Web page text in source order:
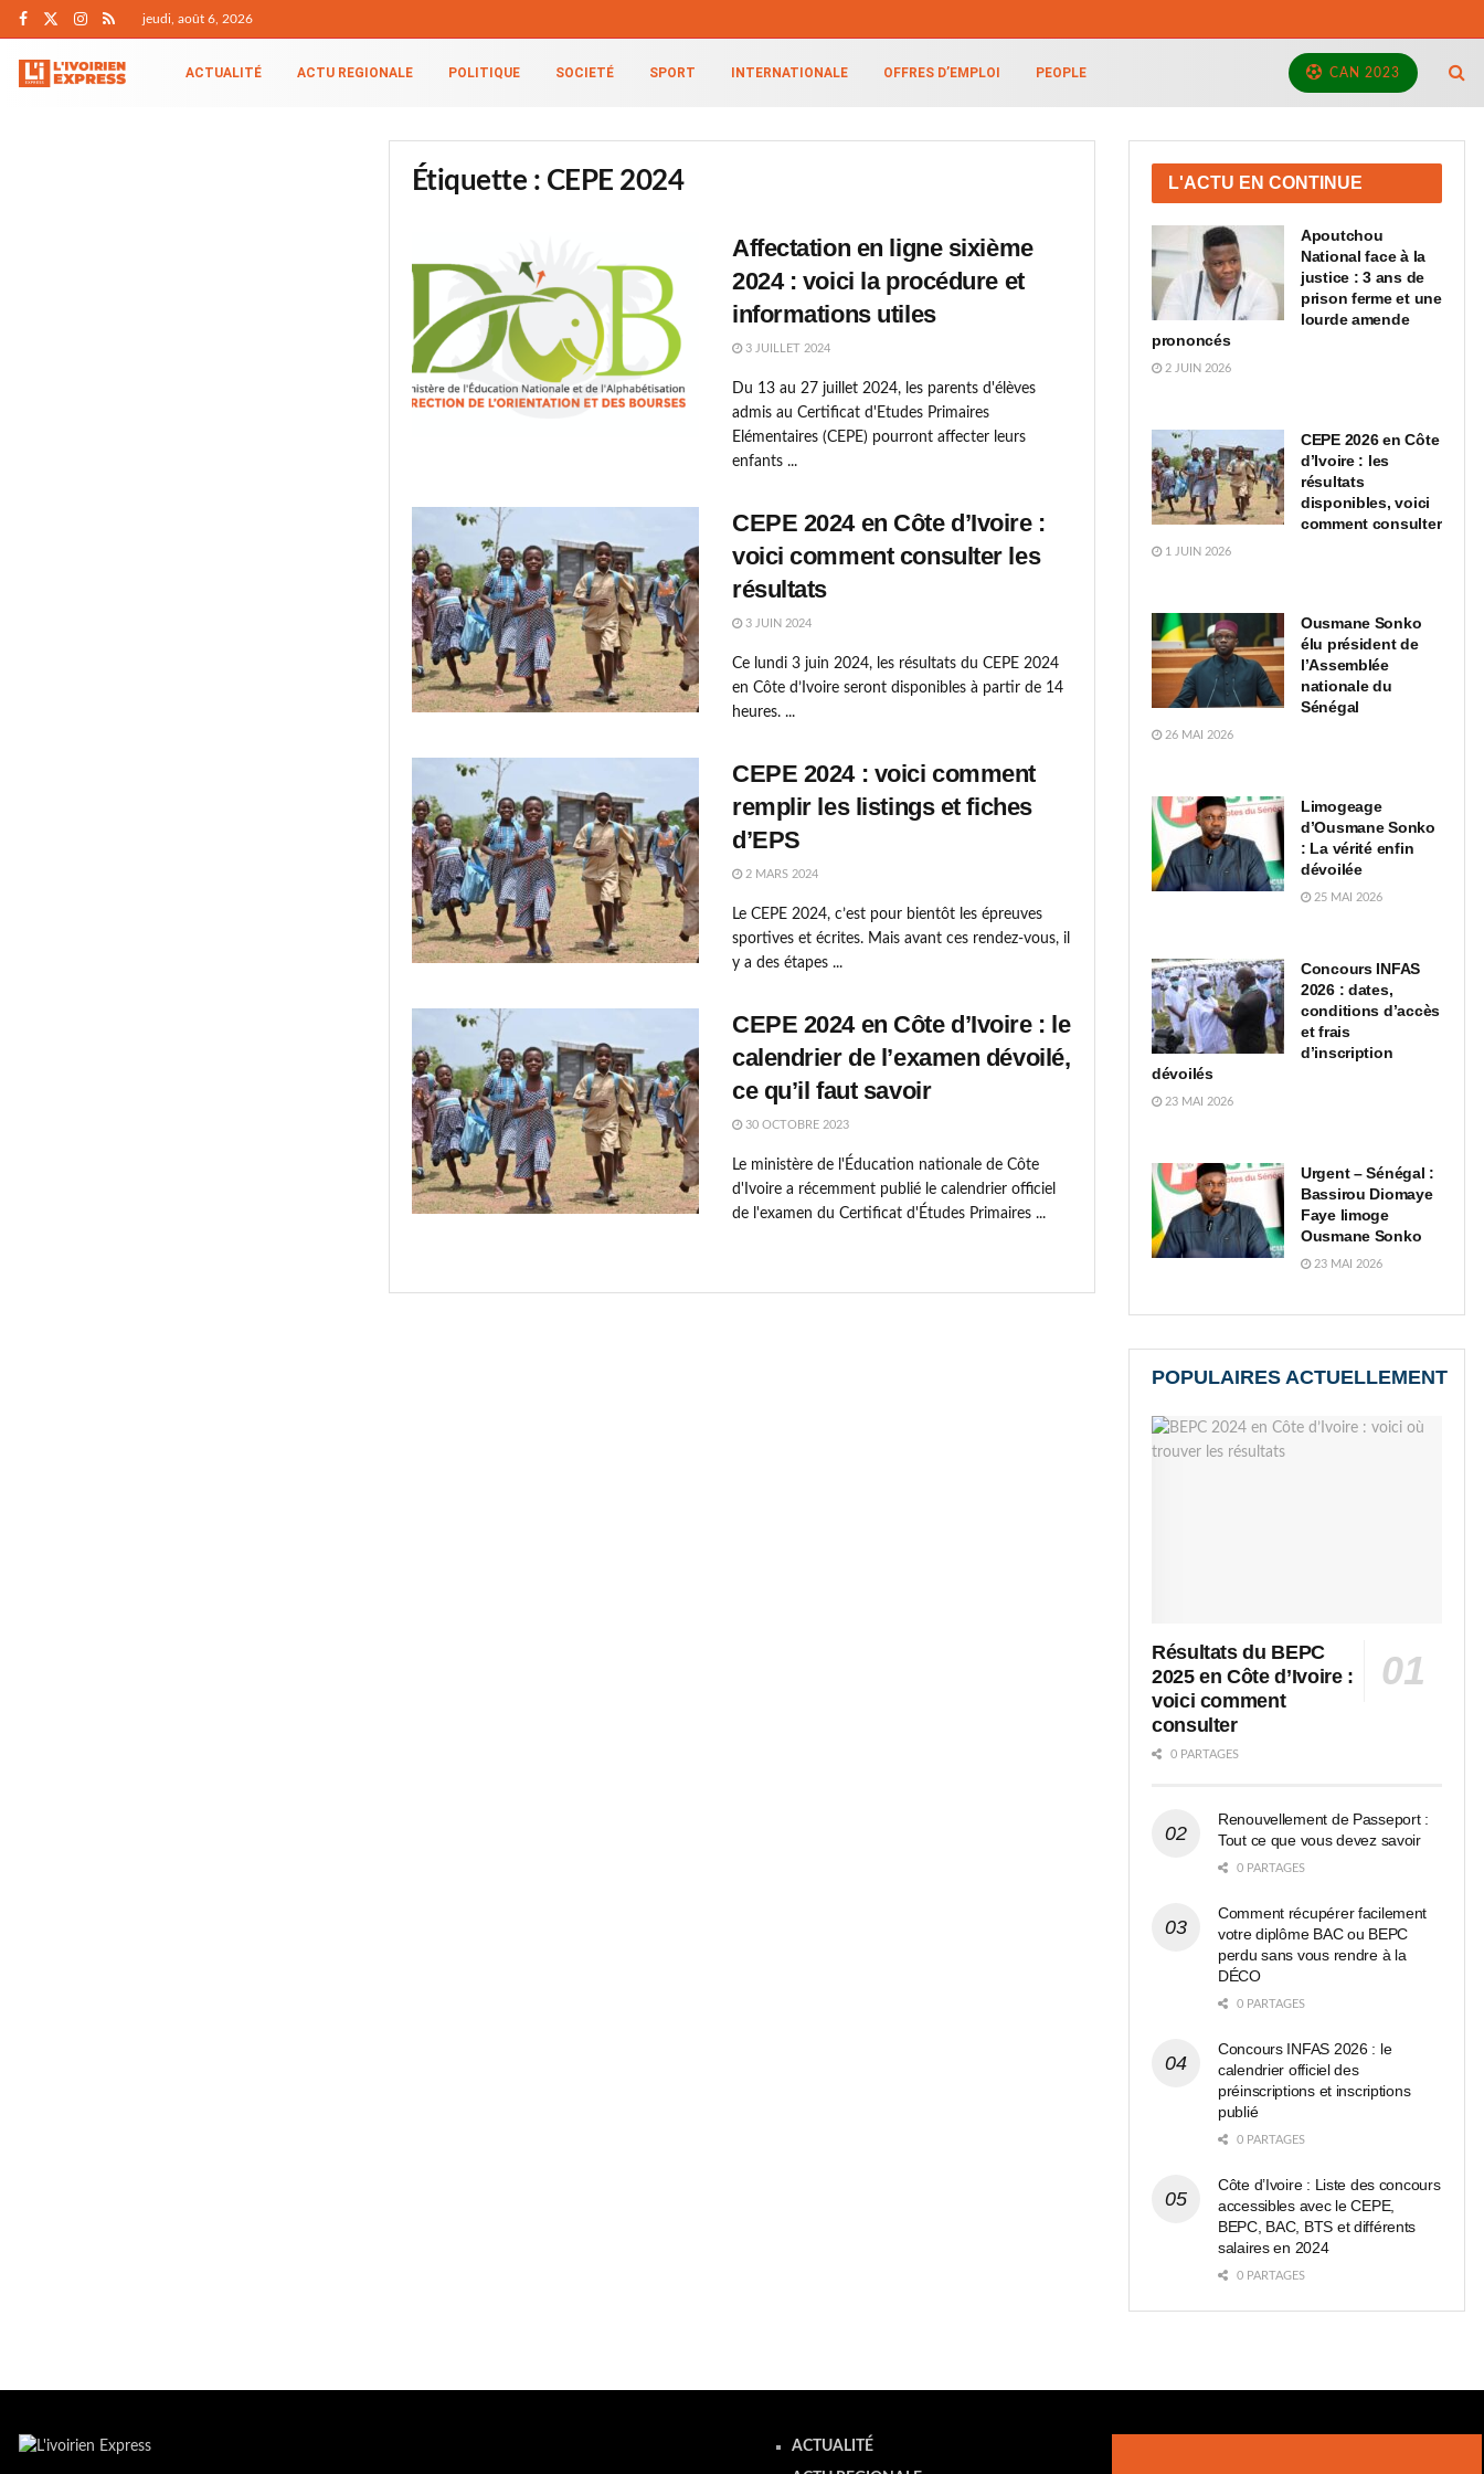
jeudi, août 6, 2026
ACTUALITÉ ACTU REGIONALE POLITIQUE SOCIETÉ SPORT INTERNATIONALE OFFRES D’EMPLOI PEOPLE CAN 2023
Étiquette : CEPE 2024
Affectation en ligne sixième
2024 : voici la procédure et
informations utiles
3 JUILLET 2024
Du 13 au 27 juillet 2024, les parents d'élèves
admis au Certificat d'Etudes Primaires
Elémentaires (CEPE) pourront affecter leurs
enfants ...
CEPE 2024 en Côte d’Ivoire :
voici comment consulter les
résultats
3 JUIN 2024
Ce lundi 3 juin 2024, les résultats du CEPE 2024
en Côte d’Ivoire seront disponibles à partir de 14
heures. ...
CEPE 2024 : voici comment
remplir les listings et fiches
d’EPS
2 MARS 2024
Le CEPE 2024, c’est pour bientôt les épreuves
sportives et écrites. Mais avant ces rendez-vous, il
y a des étapes ...
CEPE 2024 en Côte d’Ivoire : le
calendrier de l’examen dévoilé,
ce qu’il faut savoir
30 OCTOBRE 2023
Le ministère de l'Éducation nationale de Côte
d'Ivoire a récemment publié le calendrier officiel
de l'examen du Certificat d'Études Primaires ...
L'ACTU EN CONTINUE
Apoutchou
National face à la
justice : 3 ans de
prison ferme et une
lourde amende
prononcés
2 JUIN 2026
CEPE 2026 en Côte
d’Ivoire : les
résultats
disponibles, voici
comment consulter
1 JUIN 2026
Ousmane Sonko
élu président de
l’Assemblée
nationale du
Sénégal
26 MAI 2026
Limogeage
d’Ousmane Sonko
: La vérité enfin
dévoilée
25 MAI 2026
Concours INFAS
2026 : dates,
conditions d’accès
et frais
d’inscription
dévoilés
23 MAI 2026
Urgent – Sénégal :
Bassirou Diomaye
Faye limoge
Ousmane Sonko
23 MAI 2026
POPULAIRES ACTUELLEMENT
Résultats du BEPC
2025 en Côte d’Ivoire :
voici comment
consulter
0 PARTAGES
Renouvellement de Passeport :
Tout ce que vous devez savoir
0 PARTAGES
Comment récupérer facilement
votre diplôme BAC ou BEPC
perdu sans vous rendre à la
DÉCO
0 PARTAGES
Concours INFAS 2026 : le
calendrier officiel des
préinscriptions et inscriptions
publié
0 PARTAGES
Côte d’Ivoire : Liste des concours
accessibles avec le CEPE,
BEPC, BAC, BTS et différents
salaires en 2024
0 PARTAGES
ACTUALITÉ